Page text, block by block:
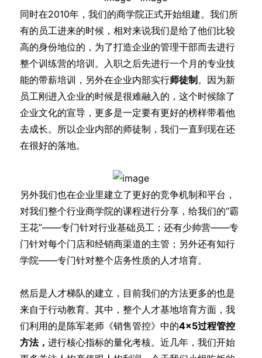
同时在2010年，我们的商学院正式开始组建。我们所
有的员工进来的时候，相对来说我们是给了他们比较
高的身份地位的，为了打造企业的管理干部而去进行
整个训练营的培训。入职之后先进行一个月的专业技
能的带薪培训，另外在企业内部实行师徒制 。因为新
员工刚进入企业的时候是很难融入的，这个时候除了
企业文化的宣导，更多是一定要有更好的榜样带着他
去成长。所以企业内部的师徒制，我们一直到现在还
在很好的落地。
另外我们也在企业里建立了更好的竞争机制和平台，
对我们整个行业商学院的课程进行分享，给我们的“霸
王花”——专门针对行业基础员工；还有少帅营——专
门针对每个门店和经销商渠道的主管；另外还有知行
学院——专门针对整个店务性质的人才培育。
然后是人才梯队的建立，目前我们的方法更多的也是
来自于行动教育。其中，整个人才基地培育方面，我
们利用的是陈军老师《销售管控》中的4×5过程管控
方法， 进行核心指标的量化考核。近几年，我们开始